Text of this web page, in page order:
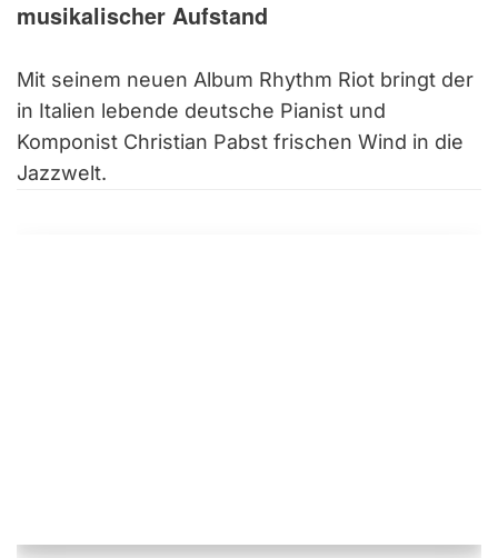
musikalischer Aufstand
Mit seinem neuen Album Rhythm Riot bringt der
in Italien lebende deutsche Pianist und
Komponist Christian Pabst frischen Wind in die
Jazzwelt.